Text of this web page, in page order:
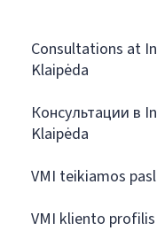
Consultations at
Klaipėda
Консультации в
Klaipėda
VMI teikiamos
VMI kliento profilis